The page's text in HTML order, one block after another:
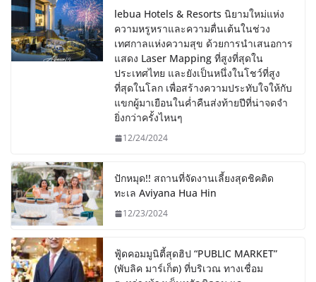
lebua Hotels & Resorts นิยามใหม่แห่ง
ความหรูหราและความตื่นเต้นในช่วง
เทศกาลแห่งความสุข ด้วยการนำเสนอการ
แสดง Laser Mapping ที่สูงที่สุดใน
ประเทศไทย และยังเป็นหนึ่งในโชว์ที่สูง
ที่สุดในโลก เพื่อสร้างความประทับใจให้กับ
แขกผู้มาเยือนในค่ำคืนส่งท้ายปีที่น่าจดจำ
ยิ่งกว่าครั้งไหนๆ
12/24/2024
ปักหมุด!! สถานที่จัดงานเลี้ยงสุดชิคติด
ทะเล Aviyana Hua Hin
12/23/2024
ฟู้ดคอมมูนิตี้สุดฮิป “PUBLIC MARKET”
(พับลิค มาร์เก็ต) ที่บริเวณ ทางเชื่อม